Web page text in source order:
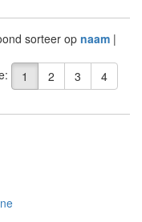
sorteer op naam |
1 2 3 4